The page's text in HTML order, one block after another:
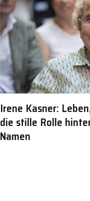
Irene Kasner:
die stille Rolle
Namen